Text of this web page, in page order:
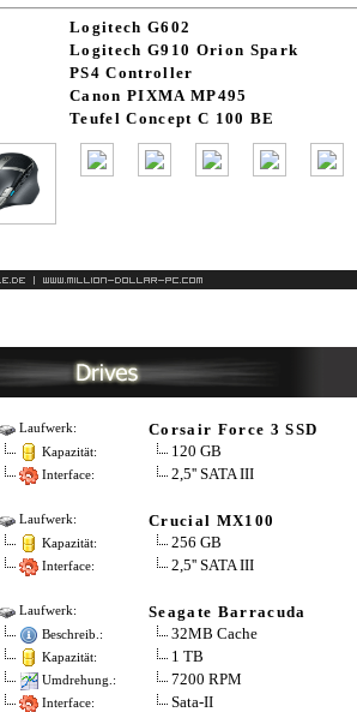
Logitech G602
Logitech G910 Orion Spark
PS4 Controller
Canon PIXMA MP495
Teufel Concept C 100 BE
Laufwerk: Corsair Force 3 SSD
Kapazität: 120 GB
Interface: 2,5'' SATA III
Laufwerk: Crucial MX100
Kapazität: 256 GB
Interface: 2,5'' SATA III
Laufwerk: Seagate Barracuda
Beschreib.: 32MB Cache
Kapazität: 1 TB
Umdrehung.: 7200 RPM
Interface: Sata-II